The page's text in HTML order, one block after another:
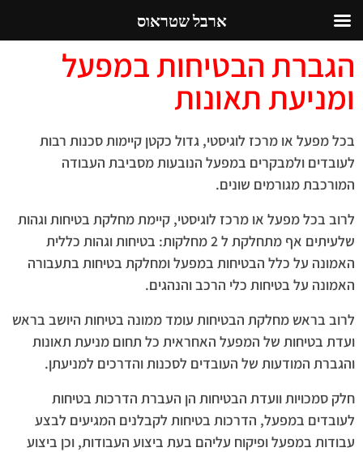
הגברת הבטיחות במפעל
ומניעת תאונות
בכל מפעל או מרכז לוגיסטי, גדול כקטן קיימות סכנות רבות
לעובדים ולמבקרים במפעל הנובעות מסביבת העבודה
המורכבת מגורמים שונים.
לרוב בכל מפעל או מרכז לוגיסטי, קיימת מחלקת בטיחות וגהות
שלעיתים אף מתחלקת ל 2 מחלקות: בטיחות וגהות כללית
האמונה על כלל הבטיחות במפעל ומחלקת בטיחות בתעבורה
האמונה על בטיחות כלי הרכב והנהגים.
לרוב בראש מחלקת הבטיחות עומד ממונה בטיחות היושב בראש
ועדת בטיחות של המפעל האחראית כל תחום מניעת תאונות
והגברת המודעות של העובדים לסכנות והדרכים למניעתן.
חלק סמכויות וועדת הבטיחות הן העברת הדרכות בטיחות
לעובדים במפעל, הדרכות בטיחות לקבלנים המגיעים לבצע
עבודות במפעל ופיקוח עליהם בעת ביצוע העבודות, וכן ביצוע
ארבל שטראוס